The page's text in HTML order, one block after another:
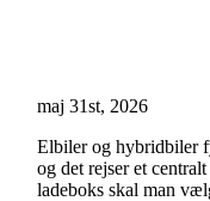
maj 31st, 2026
Elbiler og hybridbiler
og det rejser et
ladeboks skal man